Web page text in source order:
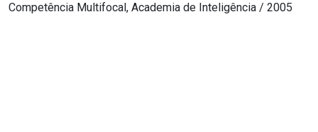
Competência Multifocal, Academia de Inteligência / 2005